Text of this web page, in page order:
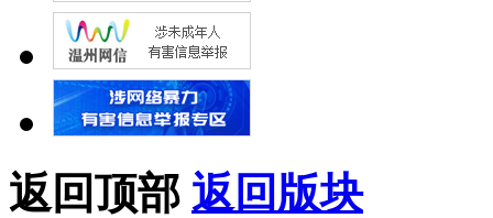
返回顶部 返回版块